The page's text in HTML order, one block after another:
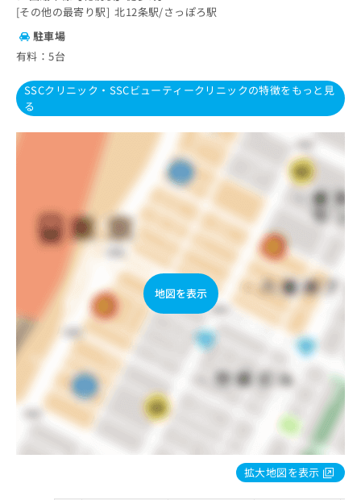
その他の最寄り駅
北12条駅 さっぽろ駅
駐車場
有料：5台
SSCクリニック・SSCビューティークリニックの特徴をもっと見
る
地図を表示
拡大地図を表示